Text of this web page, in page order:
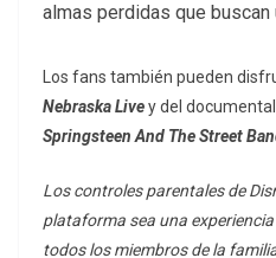
almas perdidas que buscan
Los fans también pueden
Nebraska Livey del documental
Springsteen And The Street
Los controles parentales de
plataforma sea una
todos los miembros de la